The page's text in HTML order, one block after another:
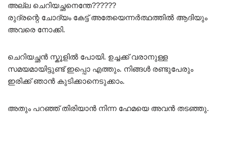
അല്ല ചെറിയച്ഛനെന്തേ??????
രുദ്രന്റെ ചോദ്യം കേട്ട് അതേയെന്നർത്ഥത്തിൽ ആദിയും
അവരെ നോക്കി.
ചെറിയച്ഛൻ സ്കൂളിൽ പോയി. ഉച്ചക്ക് വരാനുള്ള
സമയമായിട്ടുണ്ട് ഇപ്പൊ എത്തും. നിങ്ങൾ രണ്ടുപേരും
ഇരിക്ക് ഞാൻ കുടിക്കാനെടുക്കാം.
അതും പറഞ്ഞ് തിരിയാൻ നിന്ന ഹേമയെ അവൻ തടഞ്ഞു.